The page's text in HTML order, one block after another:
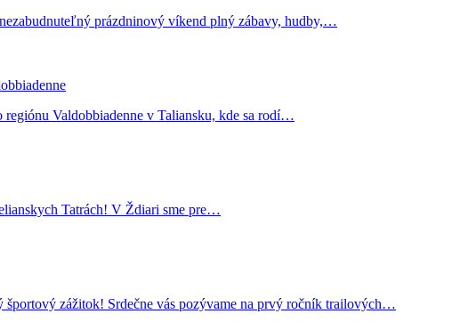
prázdninový víkend plný zábavy, hudby,…
regiónu Valdobbiadenne v Taliansku, kde sa rodí…
Tatrách! V Ždiari sme pre…
zážitok! Srdečne vás pozývame na prvý ročník trailových…